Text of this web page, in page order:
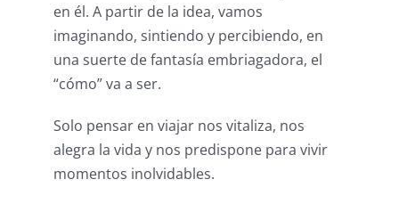
en él. A partir de la idea, vamos
imaginando, sintiendo y percibiendo, en
una suerte de fantasía embriagadora, el
“cómo” va a ser.
Solo pensar en viajar nos vitaliza, nos
alegra la vida y nos predispone para vivir
momentos inolvidables.